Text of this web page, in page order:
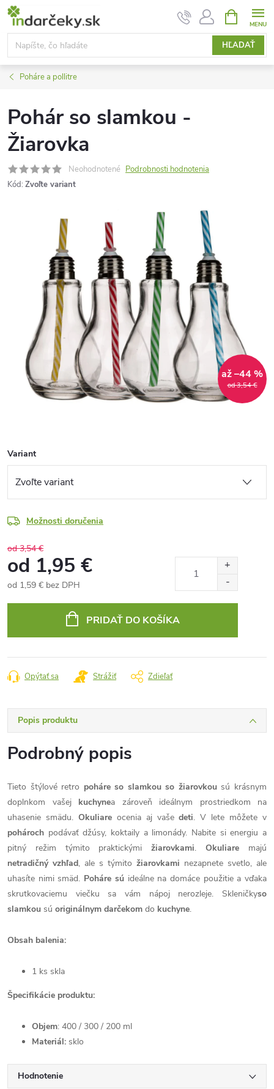
Prejsť
obsah
HĽADAŤ
KOŠÍK
Poháre a pollitre
Pohár so slamkou -
Žiarovka
Neohodnotené Podrobnosti hodnotenia
Kód: Zvoľte variant
od 3,54 €
až –44 %
Variant
Možnosti doručenia
od 3,54 €
od 1,95 €
od 1,59 € bez DPH
PRIDAŤ DO KOŠÍKA
Opýtať sa Strážiť Zdieľať
Popis produktu
Podrobný popis
Tieto štýlové retro poháre so slamkou so žiarovkousú krásnym
doplnkom vašej kuchynea zároveň ideálnym prostriedkom na
uhasenie smädu. Okuliareocenia aj vašedeti. V lete môžete v
pohároch podávať džúsy, koktaily a limonády. Nabite si energiu a
pitný režim týmito praktickýmižiarovkami.Okuliare majú
netradičný vzhľad, ale s týmito žiarovkami nezapnete svetlo, ale
uhasíte nimi smäd. Poháre súideálne na domáce použitie a vďaka
skrutkovaciemu viečku sa vám nápoj nerozleje. Skleničkyso
slamkou sú originálnym darčekom do kuchyne.
Obsah balenia:
1 ks skla
Špecifikácie produktu:
Objem: 400 / 300 / 200 ml
Materiál: sklo
Hodnotenie